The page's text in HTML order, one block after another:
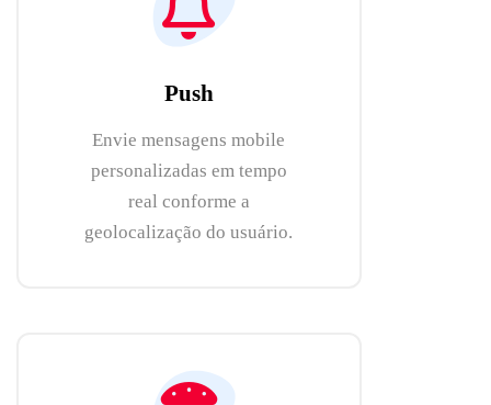
Push
Envie mensagens mobile
personalizadas em tempo
real conforme a
geolocalização do usuário.